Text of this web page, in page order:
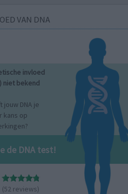
VAN DNA
invloed
niet bekend
jouw DNA je
kans op
de DNA test!
(52 reviews)